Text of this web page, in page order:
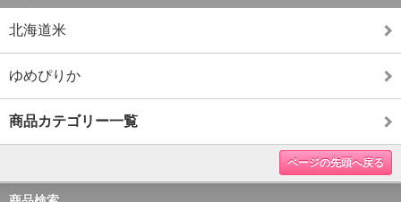
北海道米
ゆめぴりか
商品カテゴリー一覧
ページの先頭へ戻る